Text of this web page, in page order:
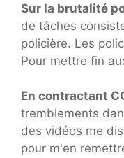
Sur la brutalité
de tâches
policière. Les
Pour mettre fin
En contractant
tremblements
des vidéos me
pour m'en